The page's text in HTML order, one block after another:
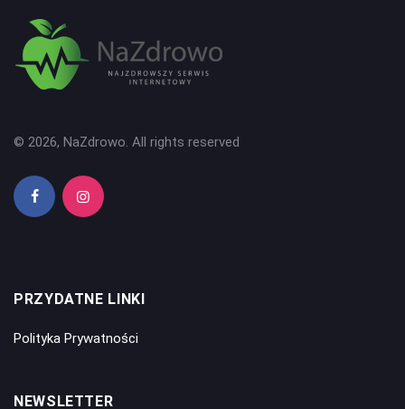
© 2026, NaZdrowo. All rights reserved
PRZYDATNE LINKI
Polityka Prywatności
NEWSLETTER